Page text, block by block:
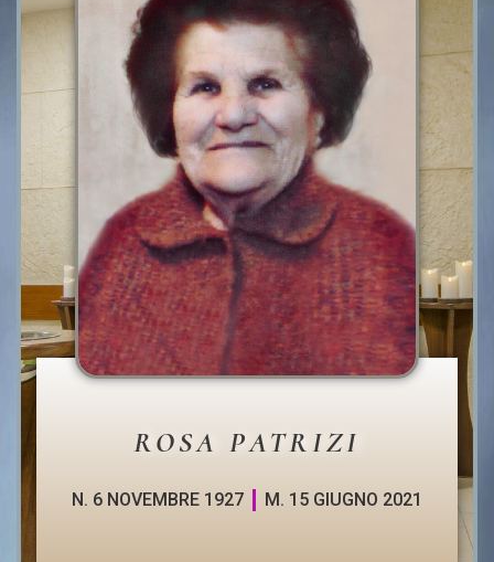
ROSA PATRIZI
N. 6 NOVEMBRE 1927 M. 15 GIUGNO 2021